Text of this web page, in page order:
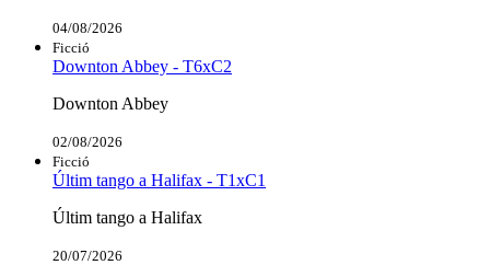
04/08/2026
Ficció
Downton Abbey - T6xC2
Downton Abbey
02/08/2026
Ficció
Últim tango a Halifax - T1xC1
Últim tango a Halifax
20/07/2026